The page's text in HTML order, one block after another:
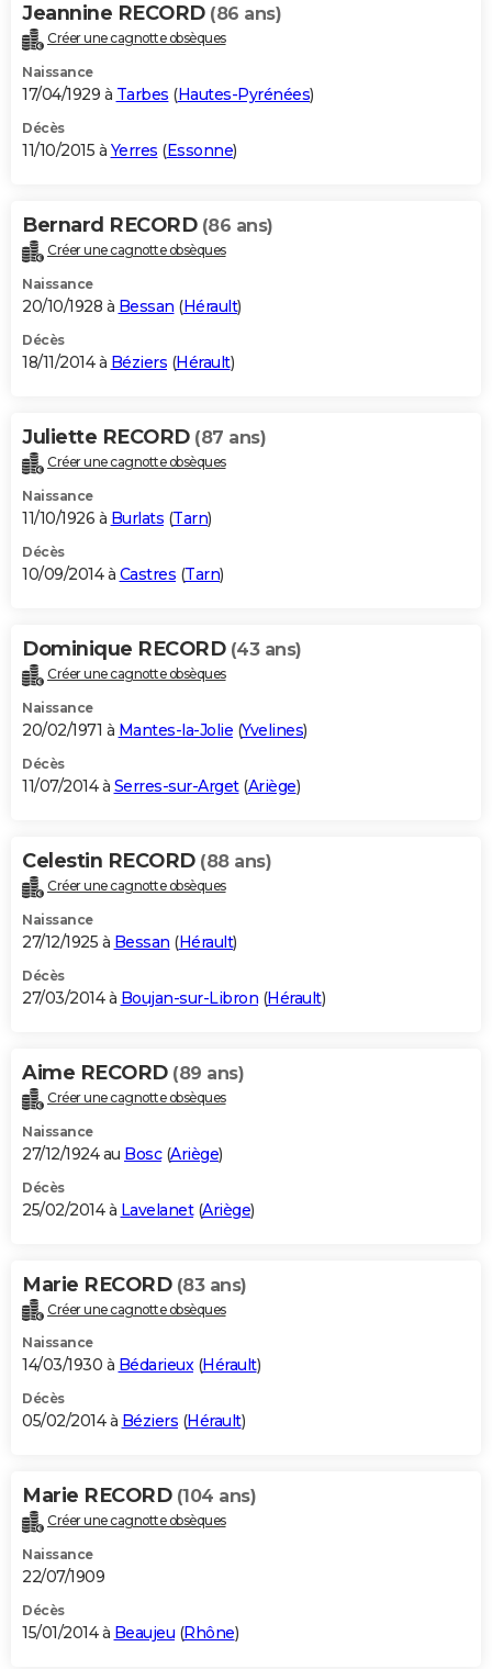
Jeannine RECORD (86 ans)
Créer une cagnotte obsèques
Naissance
17/04/1929 à Tarbes (Hautes-Pyrénées)
Décès
11/10/2015 à Yerres (Essonne)
Bernard RECORD (86 ans)
Créer une cagnotte obsèques
Naissance
20/10/1928 à Bessan (Hérault)
Décès
18/11/2014 à Béziers (Hérault)
Juliette RECORD (87 ans)
Créer une cagnotte obsèques
Naissance
11/10/1926 à Burlats (Tarn)
Décès
10/09/2014 à Castres (Tarn)
Dominique RECORD (43 ans)
Créer une cagnotte obsèques
Naissance
20/02/1971 à Mantes-la-Jolie (Yvelines)
Décès
11/07/2014 à Serres-sur-Arget(Ariège)
Celestin RECORD (88 ans)
Créer une cagnotte obsèques
Naissance
27/12/1925 à Bessan (Hérault)
Décès
27/03/2014 à Boujan-sur-Libron (Hérault)
Aime RECORD (89 ans)
Créer une cagnotte obsèques
Naissance
27/12/1924 au Bosc(Ariège)
Décès
25/02/2014 à Lavelanet(Ariège)
Marie RECORD (83 ans)
Créer une cagnotte obsèques
Naissance
14/03/1930 à Bédarieux(Hérault)
Décès
05/02/2014 à Béziers (Hérault)
Marie RECORD (104 ans)
Créer une cagnotte obsèques
Naissance
22/07/1909
Décès
15/01/2014 à Beaujeu (Rhône)